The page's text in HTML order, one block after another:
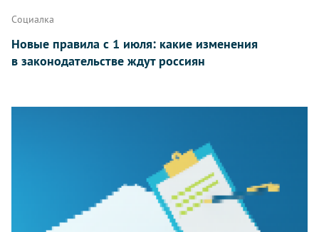
Социалка
Новые правила с 1 июля: какие изменения
в законодательстве ждут россиян